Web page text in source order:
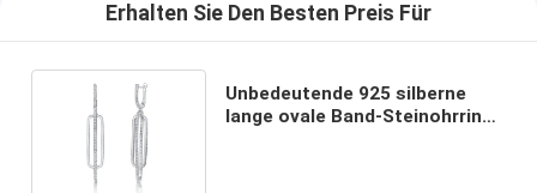
Erhalten Sie Den Besten Preis Für
Unbedeutende 925 silberne
lange ovale Band-Steinohrringe